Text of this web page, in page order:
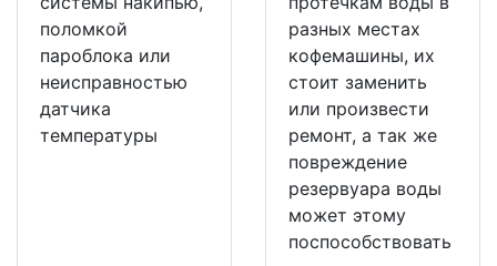
поломкой
пароблока или
неисправностью
датчика
температуры
разных местах
кофемашины, их
стоит заменить
или произвести
ремонт, а так же
повреждение
резервуара воды
может этому
поспособствовать